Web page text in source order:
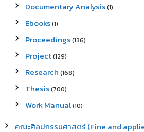
Documentary Analysis(1)
Ebooks(1)
Proceedings(136)
Project(129)
Research (168)
Thesis(700)
Work Manual(10)
คณะศิลปกรรมศาสตร์ (Fine and